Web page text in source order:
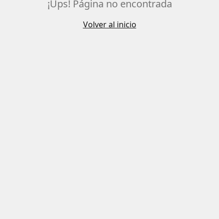
¡Ups! Página no encontrada
Volver al inicio